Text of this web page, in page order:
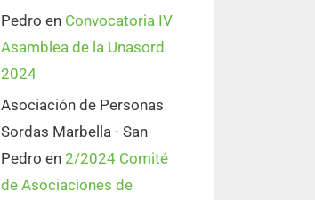
Pedro en Convocatoria IV
Asamblea de la Unasord
2024
Asociación de Personas
Sordas Marbella - San
Pedro en 2/2024 Comité
de Asociaciones de